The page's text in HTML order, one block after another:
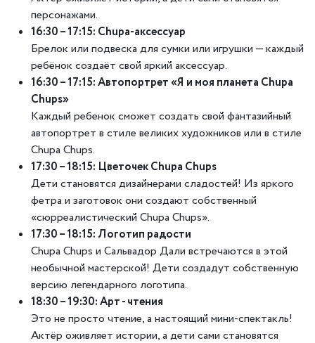
персонажами.
16:30 – 17:15: Chupa-аксессуар
Брелок или подвеска для сумки или игрушки — каждый
ребёнок создаёт свой яркий аксессуар.
16:30 – 17:15: Автопортрет «Я и моя планета Chupa
Chups»
Каждый ребенок сможет создать свой фантазийный
автопортрет в стиле великих художников или в стиле
Chupa Chups.
17:30 – 18:15: Цветочек Chupa Chups
Дети становятся дизайнерами сладостей! Из яркого
фетра и заготовок они создают собственный
«сюрреалистический Chupa Chups».
17:30 – 18:15: Логотип радости
Chupa Chups и Сальвадор Дали встречаются в этой
необычной мастерской! Дети создадут собственную
версию легендарного логотипа.
18:30 – 19:30: Арт - чтения
Это не просто чтение, а настоящий мини-спектакль!
Актёр оживляет истории, а дети сами становятся